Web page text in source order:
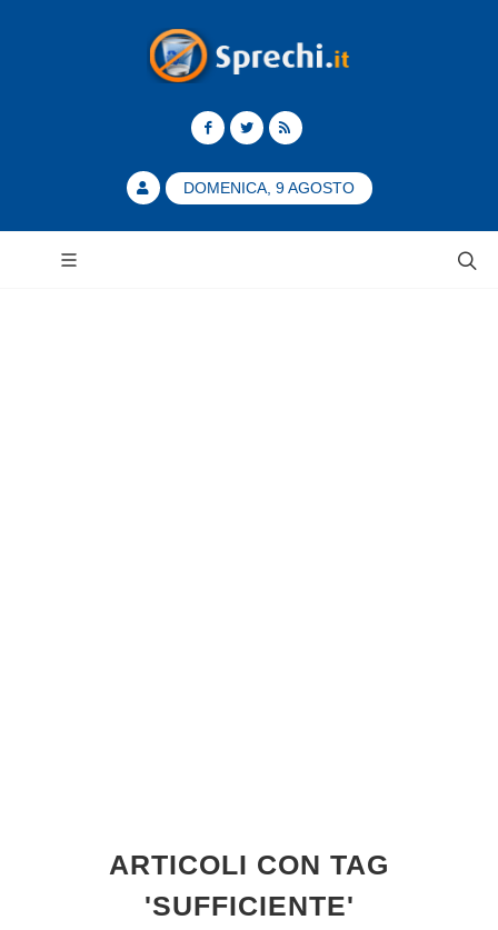
DOMENICA, 9 AGOSTO
ARTICOLI CON TAG
'SUFFICIENTE'